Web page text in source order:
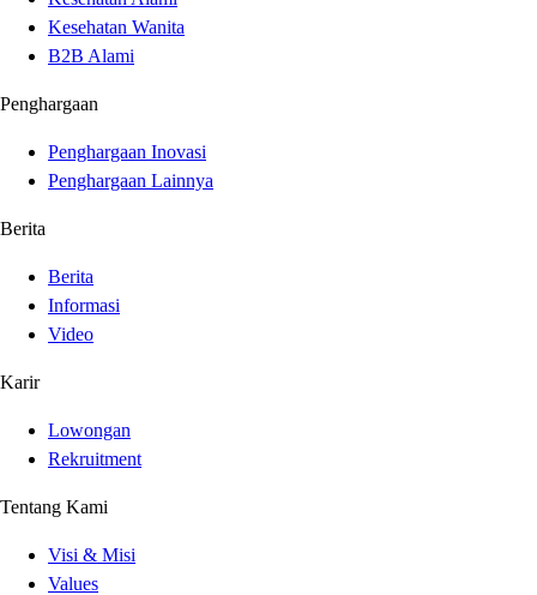
Kesehatan Wanita
B2B Alami
Penghargaan
Penghargaan Inovasi
Penghargaan Lainnya
Berita
Berita
Informasi
Video
Karir
Lowongan
Rekruitment
Tentang Kami
Visi & Misi
Values